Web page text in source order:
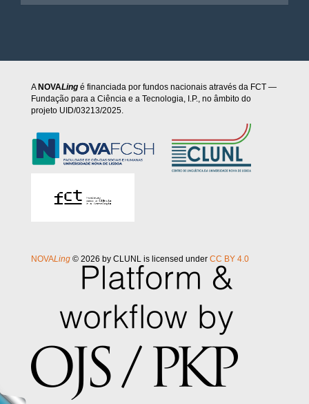
ANOVALing é financiada por fundos nacionais através da FCT —
Fundação para a Ciência e a Tecnologia, I.P., no âmbito do
projeto UID/03213/2025.
NOVALing © 2026 by CLUNL is licensed under CC BY 4.0